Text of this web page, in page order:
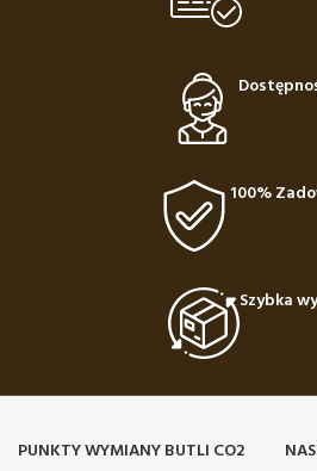
100%
Szybka
PUNKTY WYMIANY BUTLI CO2